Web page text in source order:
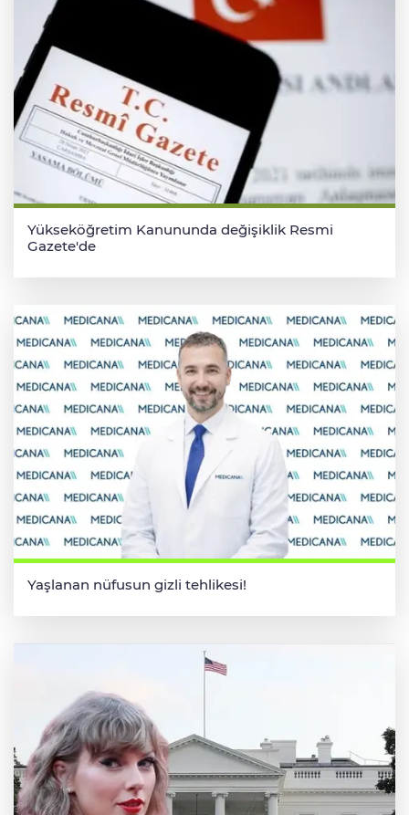
Yükseköğretim Kanununda değişiklik Resmi
Gazete'de
Yaşlanan nüfusun gizli tehlikesi!